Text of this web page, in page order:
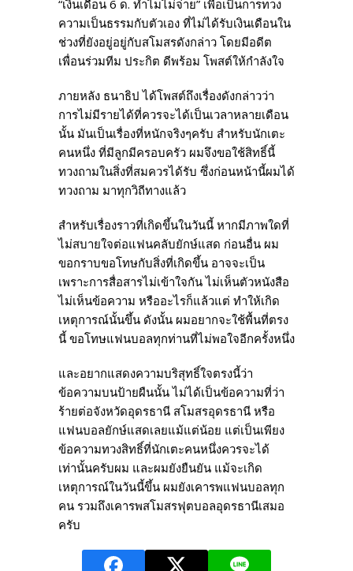
“เงินเดือน 6 ด. ทำไมไม่จ่าย” เพื่อเป็นการทวง
ความเป็นธรรมกับตัวเอง ที่ไม่ได้รับเงินเดือนใน
ช่วงที่ยังอยู่อยู่กับสโมสรดังกล่าว โดยมีอดีต
เพื่อนร่วมทีม ประกิต ดีพร้อม โพสต์ให้กำลังใจ
ภายหลัง ธนาธิป ได้โพสต์ถึงเรื่องดังกล่าวว่า
การไม่มีรายได้ที่ควรจะได้เป็นเวลาหลายเดือน
นั้น มันเป็นเรื่องที่หนักจริงๆครับ สำหรับนักเตะ
คนหนึ่ง ที่มีลูกมีครอบครัว ผมจึงขอใช้สิทธิ์นี้
ทวงถามในสิ่งที่สมควรได้รับ​ ซึ่งก่อนหน้านี้ผมได้
ทวงถาม​ มาทุกวิถีทางแล้ว
สำหรับเรื่องราวที่เกิดขึ้นในวันนี้ หากมีภาพใดที่
ไม่สบายใจต่อแฟนคลับยักษ์แสด ก่อนอื่น ผม
ขอกราบขอโทษกับสิ่งที่เกิดขึ้น อาจจะเป็น
เพราะการสื่อสารไม่เข้าใจกัน ไม่เห็นตัวหนังสือ
ไม่เห็นข้อความ หรืออะไรก็แล้วแต่ ทำให้เกิด
เหตุการณ์นั้นขึ้น ดังนั้น ผมอยากจะใช้พื้นที่ตรง
นี้​ ขอโทษแฟนบอลทุกท่านที่ไม่พอใจอีกครั้งหนึ่ง
และอยากแสดงความบริสุทธิ์ใจตรงนี้ว่า
ข้อความบนป้ายผืนนั้น ไม่ได้เป็นข้อความที่ว่า
ร้ายต่อจังหวัดอุดรธานี สโมสรอุดรธานี หรือ
แฟนบอลยักษ์แสดเลยแม้แต่น้อย แต่เป็นเพียง
ข้อความทวงสิทธิ์ที่นักเตะคนหนึ่งควรจะได้
เท่านั้นครับผม และผมยังยืนยัน แม้จะเกิด
เหตุการณ์ในวันนี้ขึ้น ผมยังเคารพแฟนบอลทุก
คน รวมถึงเคารพสโมสรฟุตบอลอุดรธานีเสมอ
ครับ​